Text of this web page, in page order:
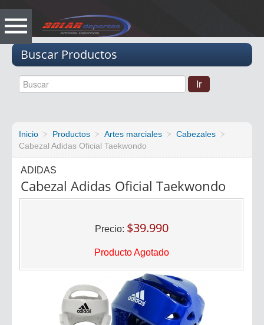
Buscar Productos
Inicio Productos Artes marciales
Cabezales
Cabezal Adidas Oficial Taekwondo
ADIDAS
Cabezal Adidas Oficial Taekwondo
Precio: $39.990
Producto Agotado